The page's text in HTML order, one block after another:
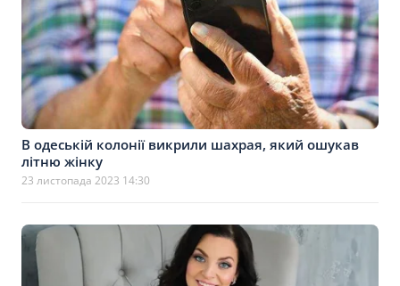
В одеській колонії викрили шахрая, який ошукав
літню жінку
23 листопада 2023 14:30